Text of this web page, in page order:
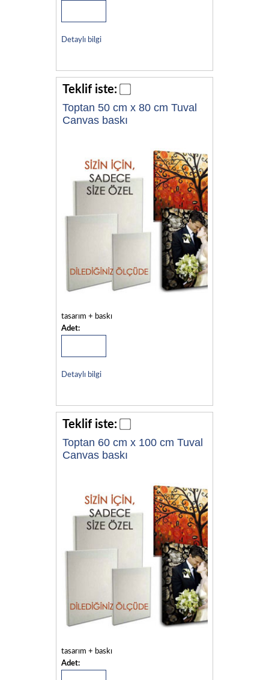
Detaylı bilgi
Teklif iste:
Toptan 50 cm x 80 cm Tuval
Canvas baskı
tasarım + baskı
Adet:
Detaylı bilgi
Teklif iste:
Toptan 60 cm x 100 cm Tuval
Canvas baskı
tasarım + baskı
Adet: